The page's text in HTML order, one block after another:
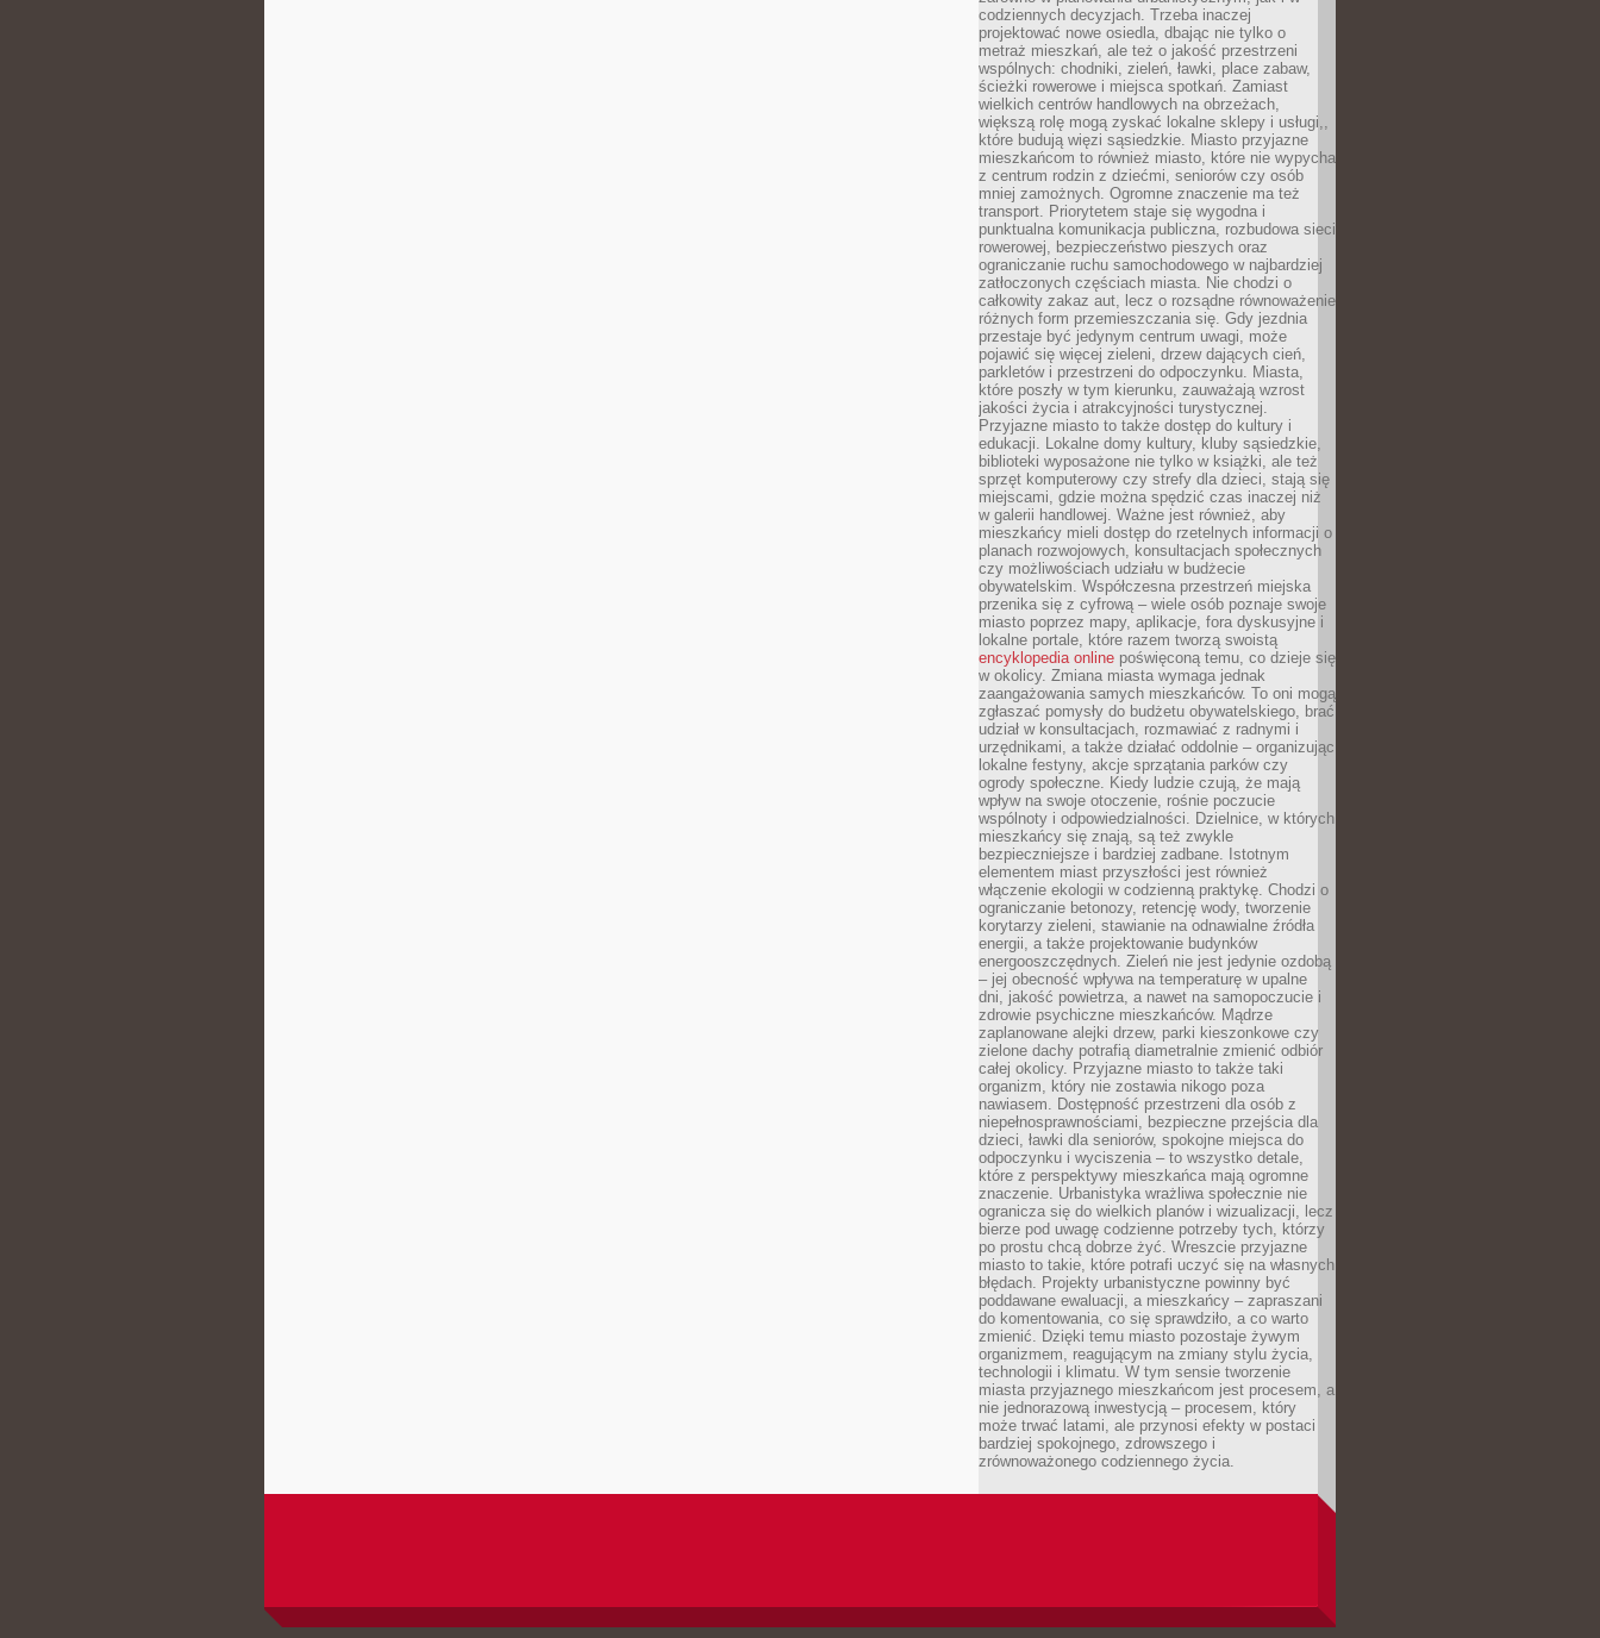
codziennych decyzjach. Trzeba inaczej
projektować nowe osiedla, dbając nie tylko o
metraż mieszkań, ale też o jakość przestrzeni
wspólnych: chodniki, zieleń, ławki, place zabaw,
ścieżki rowerowe i miejsca spotkań. Zamiast
wielkich centrów handlowych na obrzeżach,
większą rolę mogą zyskać lokalne sklepy i usługi,,
które budują więzi sąsiedzkie. Miasto przyjazne
mieszkańcom to również miasto, które nie wypycha
z centrum rodzin z dziećmi, seniorów czy osób
mniej zamożnych. Ogromne znaczenie ma też
transport. Priorytetem staje się wygodna i
punktualna komunikacja publiczna, rozbudowa sieci
rowerowej, bezpieczeństwo pieszych oraz
ograniczanie ruchu samochodowego w najbardziej
zatłoczonych częściach miasta. Nie chodzi o
całkowity zakaz aut, lecz o rozsądne równoważenie
różnych form przemieszczania się. Gdy jezdnia
przestaje być jedynym centrum uwagi, może
pojawić się więcej zieleni, drzew dających cień,
parkletów i przestrzeni do odpoczynku. Miasta,
które poszły w tym kierunku, zauważają wzrost
jakości życia i atrakcyjności turystycznej.
Przyjazne miasto to także dostęp do kultury i
edukacji. Lokalne domy kultury, kluby sąsiedzkie,
biblioteki wyposażone nie tylko w książki, ale też
sprzęt komputerowy czy strefy dla dzieci, stają się
miejscami, gdzie można spędzić czas inaczej niż
w galerii handlowej. Ważne jest również, aby
mieszkańcy mieli dostęp do rzetelnych informacji o
planach rozwojowych, konsultacjach społecznych
czy możliwościach udziału w budżecie
obywatelskim. Współczesna przestrzeń miejska
przenika się z cyfrową – wiele osób poznaje swoje
miasto poprzez mapy, aplikacje, fora dyskusyjne i
lokalne portale, które razem tworzą swoistą
encyklopedia online poświęconą temu, co dzieje się
w okolicy. Zmiana miasta wymaga jednak
zaangażowania samych mieszkańców. To oni mogą
zgłaszać pomysły do budżetu obywatelskiego, brać
udział w konsultacjach, rozmawiać z radnymi i
urzędnikami, a także działać oddolnie – organizując
lokalne festyny, akcje sprzątania parków czy
ogrody społeczne. Kiedy ludzie czują, że mają
wpływ na swoje otoczenie, rośnie poczucie
wspólnoty i odpowiedzialności. Dzielnice, w których
mieszkańcy się znają, są też zwykle
bezpieczniejsze i bardziej zadbane. Istotnym
elementem miast przyszłości jest również
włączenie ekologii w codzienną praktykę. Chodzi o
ograniczanie betonozy, retencję wody, tworzenie
korytarzy zieleni, stawianie na odnawialne źródła
energii, a także projektowanie budynków
energooszczędnych. Zieleń nie jest jedynie ozdobą
– jej obecność wpływa na temperaturę w upalne
dni, jakość powietrza, a nawet na samopoczucie i
zdrowie psychiczne mieszkańców. Mądrze
zaplanowane alejki drzew, parki kieszonkowe czy
zielone dachy potrafią diametralnie zmienić odbiór
całej okolicy. Przyjazne miasto to także taki
organizm, który nie zostawia nikogo poza
nawiasem. Dostępność przestrzeni dla osób z
niepełnosprawnościami, bezpieczne przejścia dla
dzieci, ławki dla seniorów, spokojne miejsca do
odpoczynku i wyciszenia – to wszystko detale,
które z perspektywy mieszkańca mają ogromne
znaczenie. Urbanistyka wrażliwa społecznie nie
ogranicza się do wielkich planów i wizualizacji, lecz
bierze pod uwagę codzienne potrzeby tych, którzy
po prostu chcą dobrze żyć. Wreszcie przyjazne
miasto to takie, które potrafi uczyć się na własnych
błędach. Projekty urbanistyczne powinny być
poddawane ewaluacji, a mieszkańcy – zapraszani
do komentowania, co się sprawdziło, a co warto
zmienić. Dzięki temu miasto pozostaje żywym
organizmem, reagującym na zmiany stylu życia,
technologii i klimatu. W tym sensie tworzenie
miasta przyjaznego mieszkańcom jest procesem, a
nie jednorazową inwestycją – procesem, który
może trwać latami, ale przynosi efekty w postaci
bardziej spokojnego, zdrowszego i
zrównoważonego codziennego życia.